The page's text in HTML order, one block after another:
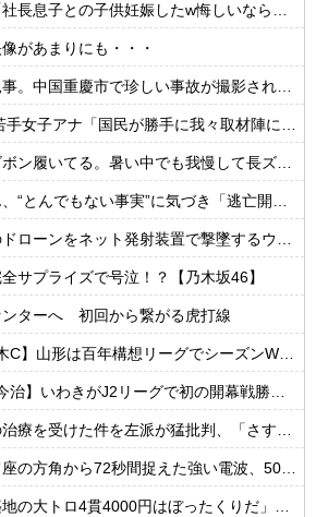
したw悔しいなら早く見つけてよw」→10年間、誰も探さず無視し続けた結果
があまりにも・・・
。中国重慶市で珍しい事故が撮影される。
勝手に我々取材陣にカメラを向けるな！」→何様のつもりだと炎上ｗｗｗｗｗｗ
い中でも我慢して長ズボン履いてる。半ズボンはモテ無い。厳しいって
んでもない事実”に気づき「逃亡開始wwwww」
ーンをネット発射装置で撃墜するウクライナ。
サプライズで号泣！？【乃木坂46】
ターへ 初回から繋がる虎打線
リーグでシーズンW喫した栃木C下し開幕白星！川名連介は移籍後初ゴール
リーグで初の開幕戦勝利！エース熊田が怪我乗り越え2ゴールの活躍
が猛批判、「さすがに人としてどうなのかと思う」と一般人をドン引きさせる
電波、50年間正体分からぬ「Wow！信号」…「合理的に考えると、宇宙人からの信号の可能性」[8/9]
4貫4000円はぼったくりだ」→日本人の反応が真っ二つに